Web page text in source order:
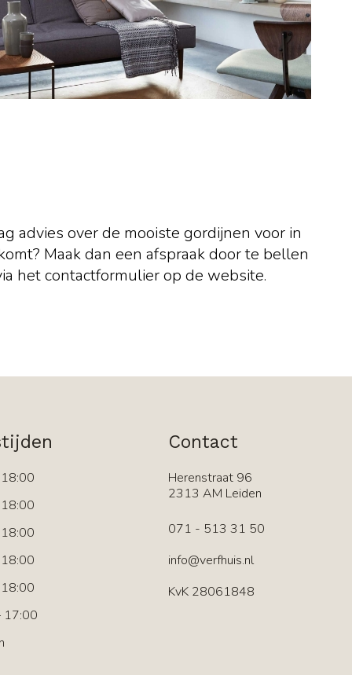
advies over de mooiste gordijnen voor in
Maak dan een afspraak door te bellen
het contactformulier op de website.
Contact
Herenstraat 96
2313 AM Leiden
071 - 513 31 50
info@verfhuis.nl
KvK 28061848